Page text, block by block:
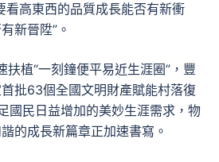
看高東西的品質成長能否有新衝
新晉陞”。
植“一刻鐘便平易近生涯圈”，豐
批63個全國文明財產賦能村落復
民日益增加的美妙生涯需求，物
的成長新篇章正加速書寫。